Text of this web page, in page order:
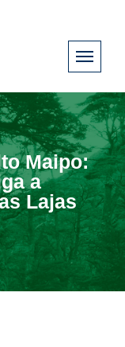
Maipo:
a
Lajas